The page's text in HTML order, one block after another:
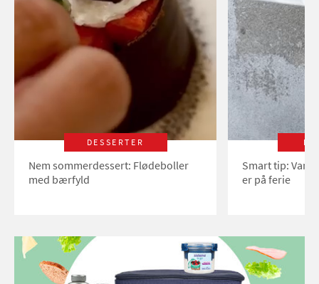
DESSERTER
Nem sommerdessert: Flødeboller
med bærfyld
Smart tip:
er på ferie